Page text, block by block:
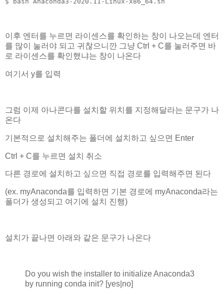
이후 엔터를 누르면 라이센스를 확인하는 창이 나오는데 엔터
를 많이 눌러야 되고 귀찮으니깐 그냥 Ctrl + C를 눌러주면 바
로 라이센스를 확인했냐는 창이 나온다
여기서 y를 입력
그럼 이제 아나콘다를 설치할 위치를 지정해달라는 문구가 나
온다
기본적으로 설치해주는 폴더에 설치하고 싶으면 Enter
Ctrl + C를 누르면 설치 취소
다른 경로에 설치하고 싶으면 직접 경로를 입력해주면 된다
(ex. myAnaconda를 입력하면 기본 경로에 myAnaconda라는
폴더가 생성되고 여기에 설치 진행)
설치가 끝나면 아래와 같은 문구가 나온다
Do you wish the installer to initialize Anaconda3
by running conda init? [yes|no]